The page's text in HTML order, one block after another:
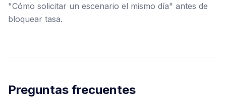
"Cómo solicitar un escenario el mismo día" antes de
bloquear tasa.
Preguntas frecuentes